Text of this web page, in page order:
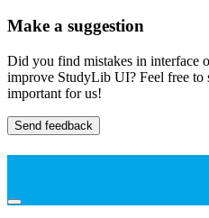
Make a suggestion
Did you find mistakes in interface
improve StudyLib UI? Feel free to
important for us!
Send feedback